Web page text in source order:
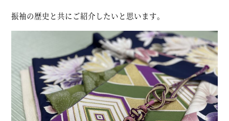
振袖の歴史と共にご紹介したいと思います。